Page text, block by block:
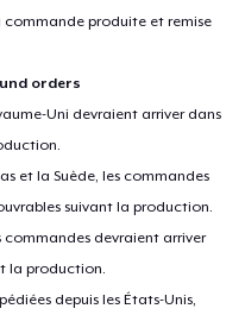
commande produite et remise
orders
Uni devraient arriver dans
et la Suède, les commandes
suivant la production.
commandes devraient arriver
la production.
depuis les États-Unis,